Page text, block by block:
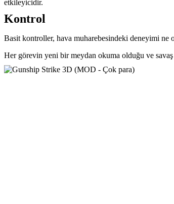
etkileyicidir.
Kontrol
Basit kontroller, hava muharebesindeki deneyimi
Her görevin yeni bir meydan okuma olduğu ve